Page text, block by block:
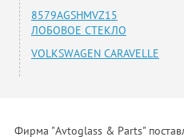
8579AGSHMVZ15
ЛОБОВОЕ СТЕКЛО
VOLKSWAGEN CARAVELLE
Фирма "Avtoglass & Parts"